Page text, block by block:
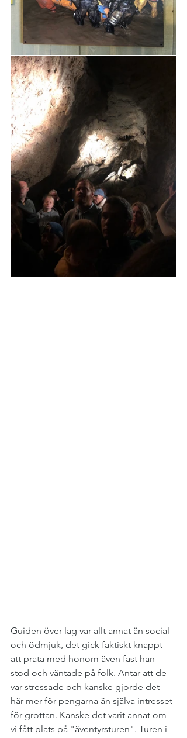
Guiden över lag var allt annat än social
och ödmjuk, det gick faktiskt knappt
att prata med honom även fast han
stod och väntade på folk. Antar att de
var stressade och kanske gjorde det
här mer för pengarna än själva intresset
för grottan. Kanske det varit annat om
vi fått plats på "äventyrsturen". Turen i